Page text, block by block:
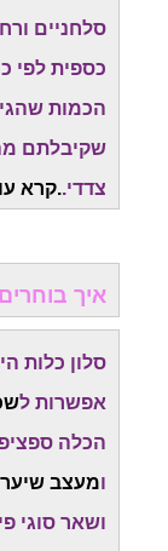
סלחניים
כספית לפי
הכמות
שקיבלתם
צדדי..קרא
איך
סלון כלות
אפשרות ל
הכלה
ומעצב
ושאר סוגי